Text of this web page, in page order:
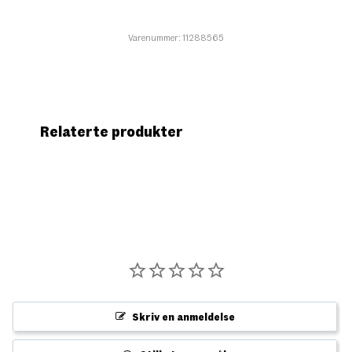
Varenummer: 11288565
Relaterte produkter
Skriv en anmeldelse